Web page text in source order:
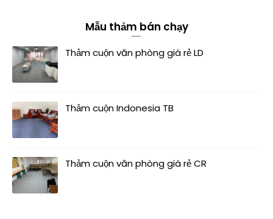
Mẫu thảm bán chạy
Thảm cuộn văn phòng giá rẻ LD
Thảm cuộn Indonesia TB
Thảm cuộn văn phòng giá rẻ CR